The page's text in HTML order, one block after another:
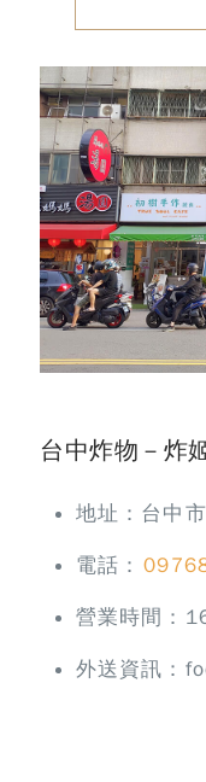
台中炸物－炸
地址：台中
電話：
營業時間：
外送資訊：